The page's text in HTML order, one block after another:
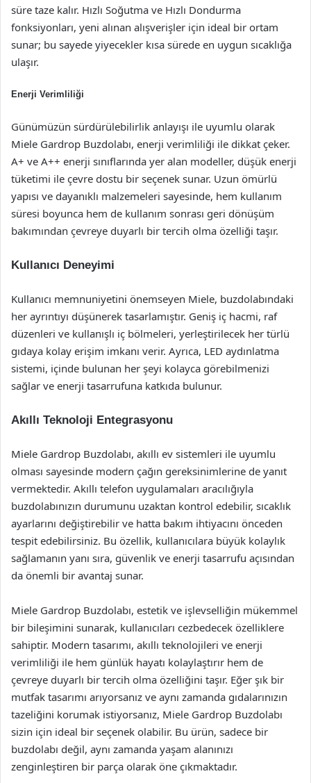
süre taze kalır. Hızlı Soğutma ve Hızlı Dondurma
fonksiyonları, yeni alınan alışverişler için ideal bir ortam
sunar; bu sayede yiyecekler kısa sürede en uygun sıcaklığa
ulaşır.
Enerji Verimliliği
Günümüzün sürdürülebilirlik anlayışı ile uyumlu olarak
Miele Gardrop Buzdolabı, enerji verimliliği ile dikkat çeker.
A+ ve A++ enerji sınıflarında yer alan modeller, düşük enerji
tüketimi ile çevre dostu bir seçenek sunar. Uzun ömürlü
yapısı ve dayanıklı malzemeleri sayesinde, hem kullanım
süresi boyunca hem de kullanım sonrası geri dönüşüm
bakımından çevreye duyarlı bir tercih olma özelliği taşır.
Kullanıcı Deneyimi
Kullanıcı memnuniyetini önemseyen Miele, buzdolabındaki
her ayrıntıyı düşünerek tasarlamıştır. Geniş iç hacmi, raf
düzenleri ve kullanışlı iç bölmeleri, yerleştirilecek her türlü
gıdaya kolay erişim imkanı verir. Ayrıca, LED aydınlatma
sistemi, içinde bulunan her şeyi kolayca görebilmenizi
sağlar ve enerji tasarrufuna katkıda bulunur.
Akıllı Teknoloji Entegrasyonu
Miele Gardrop Buzdolabı, akıllı ev sistemleri ile uyumlu
olması sayesinde modern çağın gereksinimlerine de yanıt
vermektedir. Akıllı telefon uygulamaları aracılığıyla
buzdolabınızın durumunu uzaktan kontrol edebilir, sıcaklık
ayarlarını değiştirebilir ve hatta bakım ihtiyacını önceden
tespit edebilirsiniz. Bu özellik, kullanıcılara büyük kolaylık
sağlamanın yanı sıra, güvenlik ve enerji tasarrufu açısından
da önemli bir avantaj sunar.
Miele Gardrop Buzdolabı, estetik ve işlevselliğin mükemmel
bir bileşimini sunarak, kullanıcıları cezbedecek özelliklere
sahiptir. Modern tasarımı, akıllı teknolojileri ve enerji
verimliliği ile hem günlük hayatı kolaylaştırır hem de
çevreye duyarlı bir tercih olma özelliğini taşır. Eğer şık bir
mutfak tasarımı arıyorsanız ve aynı zamanda gıdalarınızın
tazeliğini korumak istiyorsanız, Miele Gardrop Buzdolabı
sizin için ideal bir seçenek olabilir. Bu ürün, sadece bir
buzdolabı değil, aynı zamanda yaşam alanınızı
zenginleştiren bir parça olarak öne çıkmaktadır.